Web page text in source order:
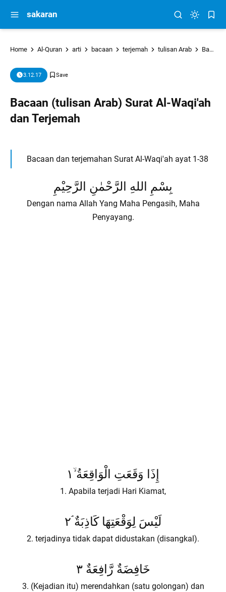
sakaran
Home Al-Quran arti bacaan terjemah tulisan Arab Bacaan (tulisan Arab) Surat Al-Waqi'ah dan Terjemah
3.12.17
Bacaan (tulisan Arab) Surat Al-Waqi'ah
dan Terjemah
Bacaan dan terjemahan Surat Al-Waqi'ah ayat 1-38
بِسْمِ اللهِ الرَّحْمٰنِ الرَّحِيْمِ
Dengan nama Allah Yang Maha Pengasih, Maha
Penyayang.
إِذَا وَقَعَتِ الْوَاقِعَةُ ۙ١
1. Apabila terjadi Hari Kiamat,
لَيْسَ لِوَقْعَتِهَا كَاذِبَةٌ ۘ٢
2. terjadinya tidak dapat didustakan (disangkal).
خَافِضَةٌ رَّافِعَةٌ ٣
3. (Kejadian itu) merendahkan (satu golongan) dan